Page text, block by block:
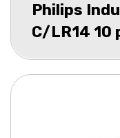
Philips
C/LR14 10